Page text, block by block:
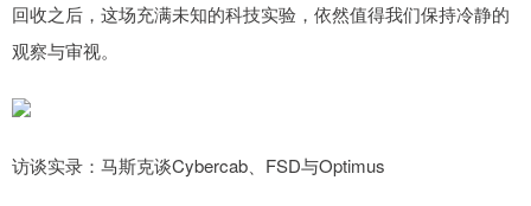
回收之后，这场充满未知的科技实验，依然值得我们保持冷静的
观察与审视。
访谈实录：马斯克谈Cybercab、FSD与Optimus